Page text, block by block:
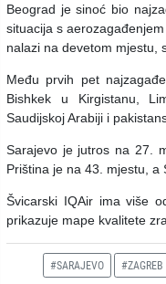
Beograd je sinoć bio
situacija s
nalazi na devetom mjestu,
Među prvih pet
Bishkek u Kirgistanu,
Saudijskoj Arabiji i
Sarajevo je jutros na 27.
Priština je na 43. mjestu, a
Švicarski IQAir ima više
prikazuje mape kvalitete
#SARAJEVO #ZAGREB